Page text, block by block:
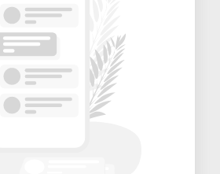
ST IGBT (bis 270 A):
MIG/MAG & MMA
Stahlwerk
200 (bis 200 A):
WIG & MMA